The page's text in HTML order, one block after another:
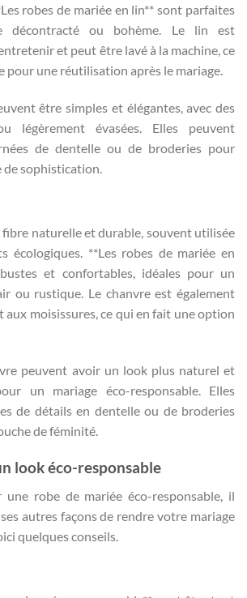
robes de mariée en lin** sont parfaites
décontracté ou bohème. Le lin est
et peut être lavé à la machine, ce
pour une réutilisation après le mariage.
être simples et élégantes, avec des
légèrement évasées. Elles peuvent
de dentelle ou de broderies pour
sophistication.
fibre naturelle et durable, souvent utilisée
écologiques. **Les robes de mariée en
et confortables, idéales pour un
ou rustique. Le chanvre est également
aux moisissures, ce qui en fait une option
peuvent avoir un look plus naturel et
un mariage éco-responsable. Elles
de détails en dentelle ou de broderies
de féminité.
look éco-responsable
une robe de mariée éco-responsable, il
autres façons de rendre votre mariage
quelques conseils.